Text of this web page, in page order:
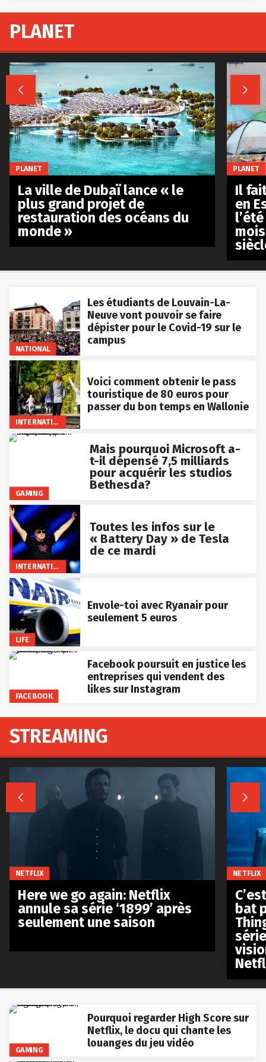
NATIONAL
Les étudiants de Louvain-La-
Neuve vont pouvoir se faire
dépister pour le Covid-19 sur le
campus
INTERNATIONAL
Voici comment obtenir le pass
touristique de 80 euros pour
passer du bon temps en Wallonie
GAMING
Mais pourquoi Microsoft a-
t-il dépensé 7,5 milliards
pour acquérir les studios
Bethesda?
INTERNATIONAL
Toutes les infos sur le
« Battery Day » de Tesla
de ce mardi
LIFE
Envole-toi avec Ryanair pour
seulement 5 euros
FACEBOOK
Facebook poursuit en justice les
entreprises qui vendent des
likes sur Instagram
GAMING
Pourquoi regarder High Score sur
Netflix, le docu qui chante les
louanges du jeu vidéo
PLANET
 
PLANET
La ville de Dubaï lance « le
plus grand projet de
restauration des océans du
monde »
PLANET
Il
en
STREAMING
 
NETFLIX
Here we go again: Netflix
annule sa série ‘1899’ après
seulement une saison
NETFLIX
bat